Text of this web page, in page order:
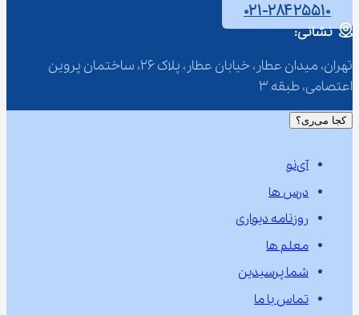
۰۲۱-۲۸۴۲۵۵۱۰
نشانی:
تهران، میدان عطار، خیابان عطار، پلاک 26، ساختمان پروین
اعتصامی، طبقه 3
کجا می‌ری؟
آی‌نو
درس ها
روزنامه دیواری
معلم ها
شما پرسیدین
تماس با ما